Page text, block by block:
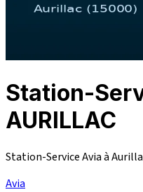
Station-
AURILLAC
Station-Service Avia à
Avia